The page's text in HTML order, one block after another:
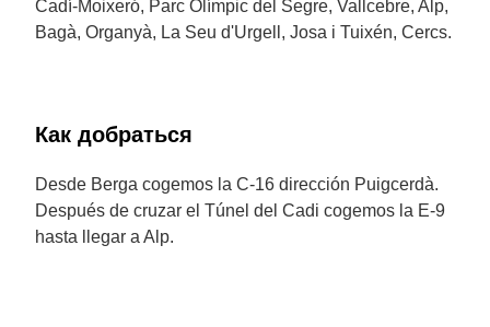
Cadí-Moixeró, Parc Olímpic del Segre, Vallcebre, Alp,
Bagà, Organyà, La Seu d'Urgell, Josa i Tuixén, Cercs.
Как добраться
Desde Berga cogemos la C-16 dirección Puigcerdà.
Después de cruzar el Túnel del Cadi cogemos la E-9
hasta llegar a Alp.